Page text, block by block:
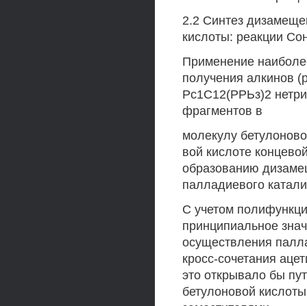
2.2 Синтез
кислоты: реакции
Применение
получения алкинов
Рс1С12(РРЬз)2
фрагментов в
молекулу
вой кислоте
образованию
палладиевого
С учетом
принципиальное
осуществления
кросс-сочетания
это открывало бы
бетулоновой